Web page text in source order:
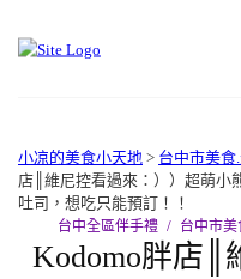
小凉的美食小天地 > 台中市美食
店║維尼控看過來：））超萌小
吐司，想吃只能預訂！！
台中全區伴手禮 台中市
Kodomo胖店║